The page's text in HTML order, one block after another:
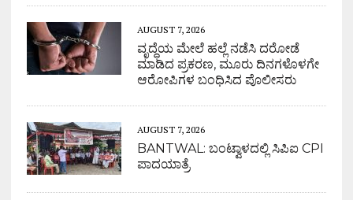
AUGUST 7, 2026
ವೃದ್ಧೆಯ ಮೇಲೆ ಹಲ್ಲೆ ನಡೆಸಿ ದರೋಡೆ
ಮಾಡಿದ ಪ್ರಕರಣ, ಮೂರು ದಿನಗಳೊಳಗೇ
ಆರೋಪಿಗಳ ಬಂಧಿಸಿದ ಪೊಲೀಸರು
AUGUST 7, 2026
BANTWAL: ಬಂಟ್ವಾಳದಲ್ಲಿ ಸಿಪಿಐ CPI
ಪಾದಯಾತ್ರೆ